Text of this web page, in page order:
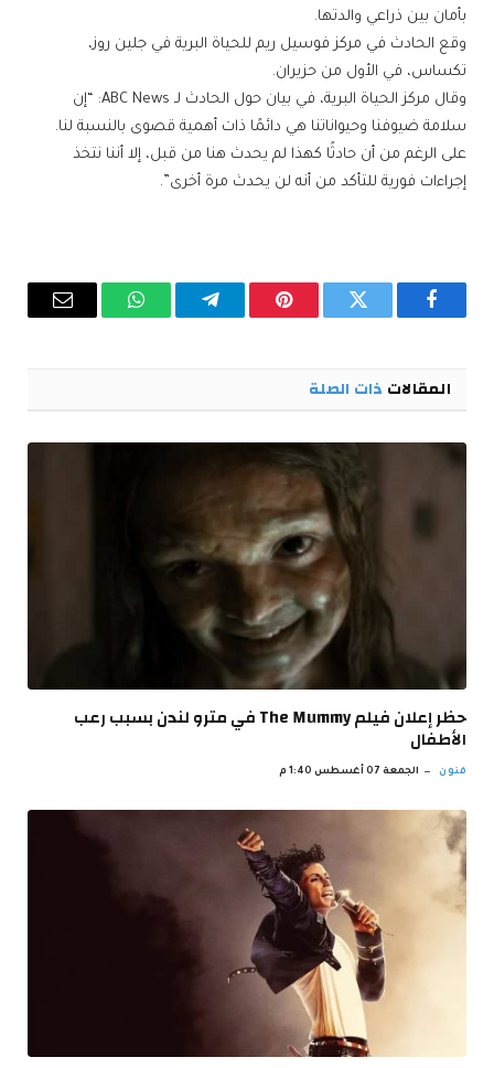
بأمان بين ذراعي والدتها.
وقع الحادث في مركز فوسيل ريم للحياة البرية في جلين روز،
تكساس، في الأول من حزيران.
وقال مركز الحياة البرية، في بيان حول الحادث لـ ABC News: “إن
سلامة ضيوفنا وحيواناتنا هي دائمًا ذات أهمية قصوى بالنسبة لنا.
على الرغم من أن حادثًا كهذا لم يحدث هنا من قبل، إلا أننا نتخذ
إجراءات فورية للتأكد من أنه لن يحدث مرة أخرى”.
فيسبوك تويتر بينتيريستتيلقرام واتساب البريد
المقالات ذات الصلة
حظر إعلان فيلم The Mummy في مترو لندن بسبب رعب
الأطفال
فنون الجمعة 07 أغسطس 1:40 م